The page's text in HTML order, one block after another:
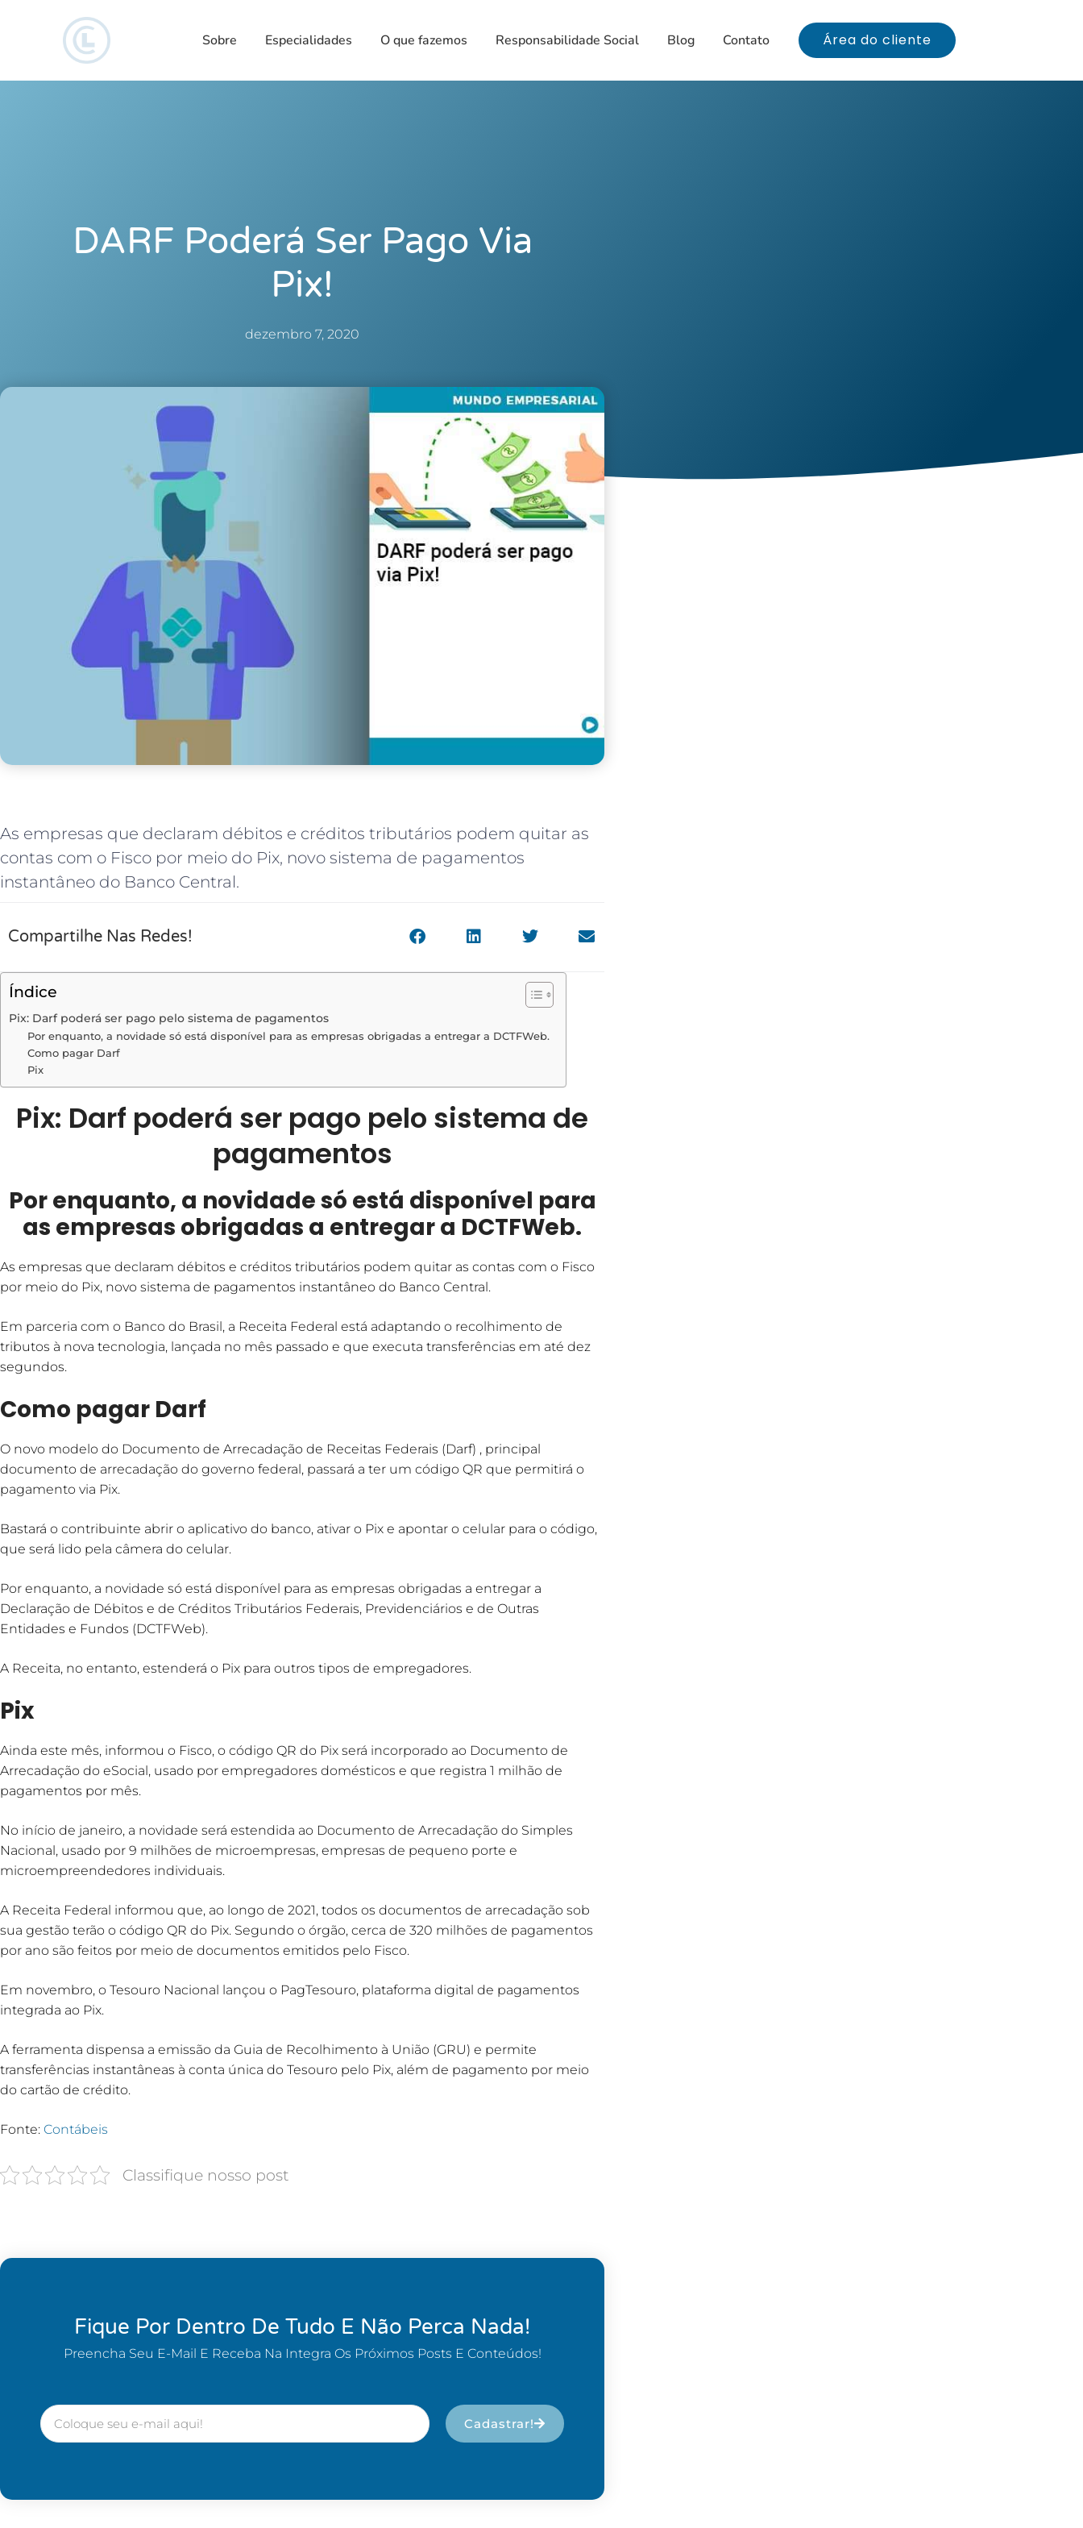
Sobre Especialidades O que fazemos Responsabilidade Social Blog Contato Área do cliente
DARF Poderá Ser Pago Via
Pix!
dezembro 7, 2020
As empresas que declaram débitos e créditos tributários podem quitar as
contas com o Fisco por meio do Pix, novo sistema de pagamentos
instantâneo do Banco Central.
Compartilhe Nas Redes!
Índice
Pix: Darf poderá ser pago pelo sistema de pagamentos
Por enquanto, a novidade só está disponível para as empresas obrigadas a entregar a DCTFWeb.
Como pagar Darf
Pix
Pix: Darf poderá ser pago pelo sistema de
pagamentos
Por enquanto, a novidade só está disponível para
as empresas obrigadas a entregar a DCTFWeb.
As empresas que declaram débitos e créditos tributários podem quitar as contas com o Fisco
por meio do Pix, novo sistema de pagamentos instantâneo do Banco Central.
Em parceria com o Banco do Brasil, a Receita Federal está adaptando o recolhimento de
tributos à nova tecnologia, lançada no mês passado e que executa transferências em até dez
segundos.
Como pagar Darf
O novo modelo do Documento de Arrecadação de Receitas Federais (Darf) , principal
documento de arrecadação do governo federal, passará a ter um código QR que permitirá o
pagamento via Pix.
Bastará o contribuinte abrir o aplicativo do banco, ativar o Pix e apontar o celular para o código,
que será lido pela câmera do celular.
Por enquanto, a novidade só está disponível para as empresas obrigadas a entregar a
Declaração de Débitos e de Créditos Tributários Federais, Previdenciários e de Outras
Entidades e Fundos (DCTFWeb).
A Receita, no entanto, estenderá o Pix para outros tipos de empregadores.
Pix
Ainda este mês, informou o Fisco, o código QR do Pix será incorporado ao Documento de
Arrecadação do eSocial, usado por empregadores domésticos e que registra 1 milhão de
pagamentos por mês.
No início de janeiro, a novidade será estendida ao Documento de Arrecadação do Simples
Nacional, usado por 9 milhões de microempresas, empresas de pequeno porte e
microempreendedores individuais.
A Receita Federal informou que, ao longo de 2021, todos os documentos de arrecadação sob
sua gestão terão o código QR do Pix. Segundo o órgão, cerca de 320 milhões de pagamentos
por ano são feitos por meio de documentos emitidos pelo Fisco.
Em novembro, o Tesouro Nacional lançou o PagTesouro, plataforma digital de pagamentos
integrada ao Pix.
A ferramenta dispensa a emissão da Guia de Recolhimento à União (GRU) e permite
transferências instantâneas à conta única do Tesouro pelo Pix, além de pagamento por meio
do cartão de crédito.
Fonte: Contábeis
Classifique nosso post
Fique Por Dentro De Tudo E Não Perca Nada!
Preencha Seu E-Mail E Receba Na Integra Os Próximos Posts E Conteúdos!
Cadastrar!